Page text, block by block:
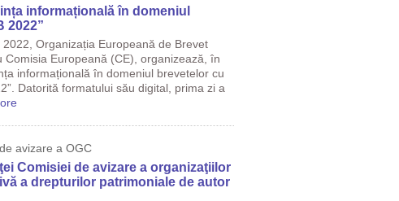
informațională în domeniul
2022”
Organizația Europeană de Brevet
Comisia Europeană (CE), organizează, în
informațională în domeniul brevetelor cu
Datorită formatului său digital, prima zi a
avizare a OGC
Comisiei de avizare a organizaţiilor
a drepturilor patrimoniale de autor